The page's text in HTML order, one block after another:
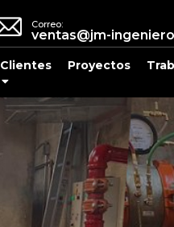
Correo:
ventas@jm-
Clientes Proyectos